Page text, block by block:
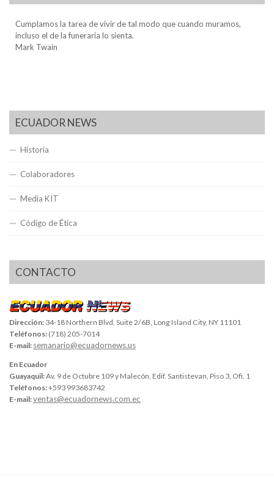
Cumplamos la tarea de vivir de tal modo que cuando muramos,
incluso el de la funeraria lo sienta.
Mark Twain
ECUADOR NEWS
Historia
Colaboradores
Media KIT
Código de Ética
CONTACTO
Dirección: 34-18 Northern Blvd, Suite 2/6B, Long Island City, NY 11101
Teléfonos: (718) 205-7014
E-mail: semanario@ecuadornews.us
En Ecuador
Guayaquil:Av. 9 de Octubre 109 y Malecón, Edif. Santistevan, Piso 3, Ofi. 1
Teléfonos:+593 993683742
E-mail:ventas@ecuadornews.com.ec